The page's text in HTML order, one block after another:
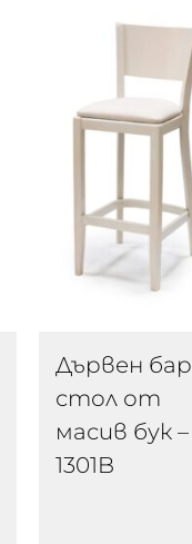
Дървен бар
стол от
масив бук –
1301B